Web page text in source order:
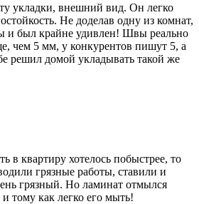
укладки, внешний вид. Он легко
Не доделав одну из комнат,
и был крайне удивлен! Швы реально
чем 5 мм, у конкурентов пишут 5, а
решил домой укладывать такой же
квартиру хотелось побыстрее, то
грязные работы, ставили и
грязный. Но ламинат отмылся
тому как легко его мыть!